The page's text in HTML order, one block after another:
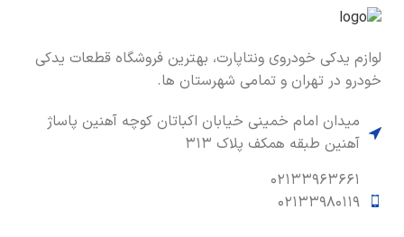
لوازم یدکی خودروی ونتاپارت، بهترین فروشگاه قطعات یدکی
خودرو در تهران و تمامی شهرستان ها.
میدان امام خمینی خیابان اکباتان کوچه آهنین پاساژ
آهنین طبقه همکف پلاک ۳۱۳
۰۲۱۳۳۹۶۳۶۶۱
۰۲۱۳۳۹۸۰۱۱۹